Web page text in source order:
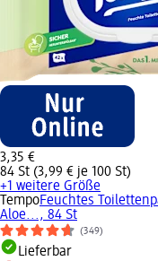
3,35 €
84 St (3,99 € je 100 St)
+1 weitere Größe
TempoFeuchtes
Aloe..., 84 St
(349)
Lieferbar